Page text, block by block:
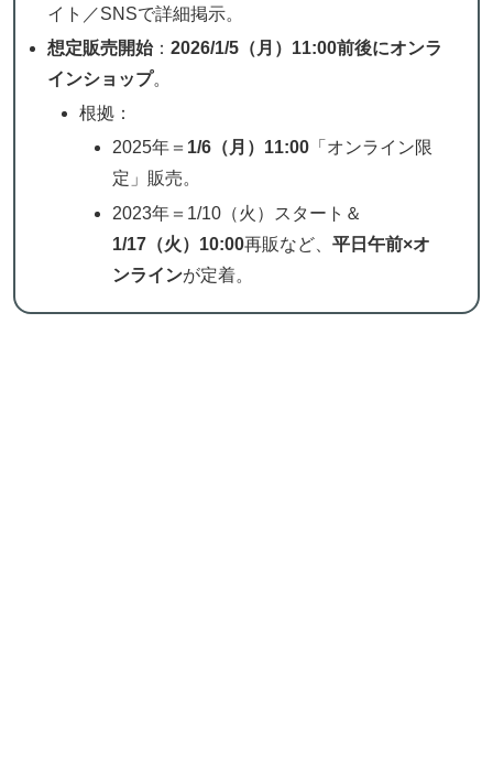
イト／SNSで詳細掲示。
想定販売開始：2026/1/5（月）11:00前後にオンラ
インショップ。
根拠：
2025年＝ 1/6（月）11:00「オンライン限
定」販売。
2023年＝1/10（火）スタート＆
1/17（火）10:00再販など、 平日午前×オ
ンラインが定着。